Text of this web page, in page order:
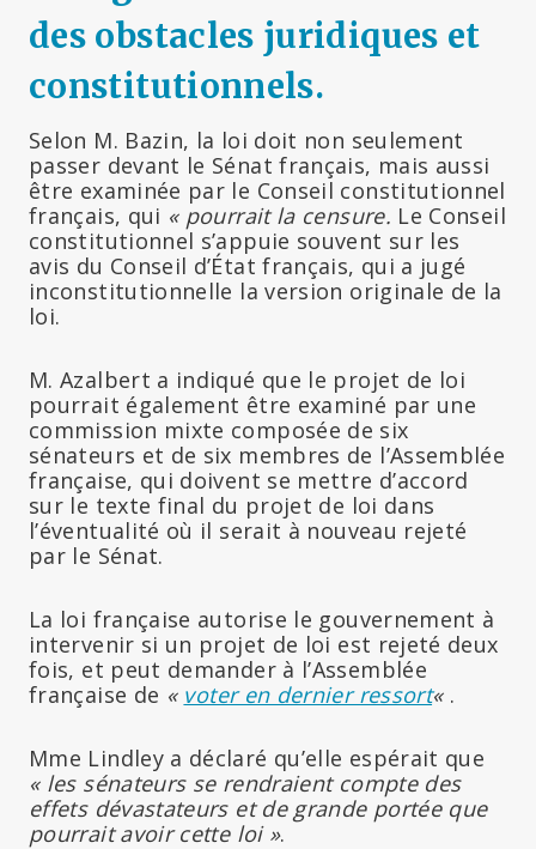
des obstacles juridiques et
constitutionnels.
Selon M. Bazin, la loi doit non seulement
passer devant le Sénat français, mais aussi
être examinée par le Conseil constitutionnel
français, qui « pourrait la censure. Le Conseil
constitutionnel s’appuie souvent sur les
avis du Conseil d’État français, qui a jugé
inconstitutionnelle la version originale de la
loi.
M. Azalbert a indiqué que le projet de loi
pourrait également être examiné par une
commission mixte composée de six
sénateurs et de six membres de l’Assemblée
française, qui doivent se mettre d’accord
sur le texte final du projet de loi dans
l’éventualité où il serait à nouveau rejeté
par le Sénat.
La loi française autorise le gouvernement à
intervenir si un projet de loi est rejeté deux
fois, et peut demander à l’Assemblée
française de « voter en dernier ressort« .
Mme Lindley a déclaré qu’elle espérait que
« les sénateurs se rendraient compte des
effets dévastateurs et de grande portée que
pourrait avoir cette loi ».